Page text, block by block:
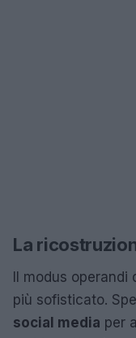
La
Il modus operandi
più sofisticato.
social media per